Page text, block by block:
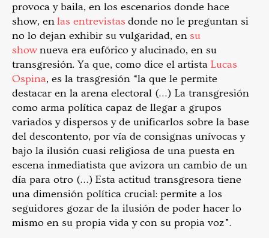
provoca y baila, en los escenarios donde hace
show, enlas entrevistas donde no le preguntan si
no lo dejan exhibir su vulgaridad, ensu
shownueva era eufórico y alucinado, en su
transgresión. Ya que, como dice el artista Lucas
Ospina, es la trasgresión “la que le permite
destacar en la arena electoral (…) La transgresión
como arma política capaz de llegar a grupos
variados y dispersos y de unificarlos sobre la base
del descontento, por vía de consignas unívocas y
bajo la ilusión cuasi religiosa de una puesta en
escena inmediatista que avizora un cambio de un
día para otro (…) Esta actitud transgresora tiene
una dimensión política crucial: permite a los
seguidores gozar de la ilusión de poder hacer lo
mismo en su propia vida y con su propia voz”.